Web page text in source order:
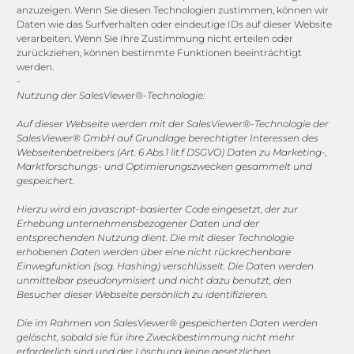
anzuzeigen. Wenn Sie diesen Technologien zustimmen, können wir
Daten wie das Surfverhalten oder eindeutige IDs auf dieser Website
verarbeiten. Wenn Sie Ihre Zustimmung nicht erteilen oder
zurückziehen, können bestimmte Funktionen beeinträchtigt
werden.
-
Nutzung der SalesViewer®-Technologie:
Auf dieser Webseite werden mit der SalesViewer®-Technologie der
SalesViewer® GmbH auf Grundlage berechtigter Interessen des
Webseitenbetreibers (Art. 6 Abs.1 lit.f DSGVO) Daten zu Marketing-,
Marktforschungs- und Optimierungszwecken gesammelt und
gespeichert.
Hierzu wird ein javascript-basierter Code eingesetzt, der zur
Erhebung unternehmensbezogener Daten und der
entsprechenden Nutzung dient. Die mit dieser Technologie
erhobenen Daten werden über eine nicht rückrechenbare
Einwegfunktion (sog. Hashing) verschlüsselt. Die Daten werden
unmittelbar pseudonymisiert und nicht dazu benutzt, den
Besucher dieser Webseite persönlich zu identifizieren.
Die im Rahmen von SalesViewer® gespeicherten Daten werden
gelöscht, sobald sie für ihre Zweckbestimmung nicht mehr
erforderlich sind und der Löschung keine gesetzlichen
Channels
vertrieb@megasoft.de
+49 2173 265 06 0
Mo. - Do. 08:00 - 17:00 Uhr
Fr. 08:00 - 15:00 Uhr
Sponsoring
1. FC Monheim
COOKIE-RICHTLINIE (EU)